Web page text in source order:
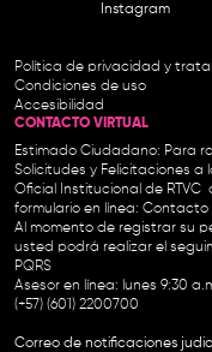
Instagram
Política de privacidad y
Condiciones de uso
Accesibilidad
CONTACTO VIRTUAL
Estimado Ciudadano: Para
Solicitudes y Felicitaciones
Oficial Institucional de RTVC
formulario en línea: Contacto
Al momento de registrar su
usted podrá realizar el
PQRS
Asesor en línea: lunes 9:30
(+57) (601) 2200700
Correo de notificaciones